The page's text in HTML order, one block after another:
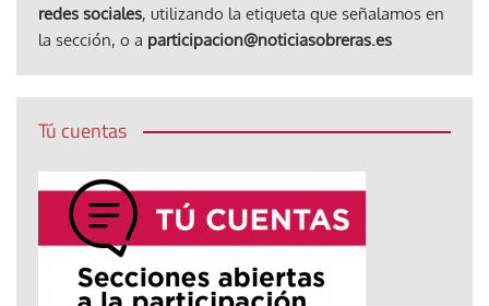
redes sociales, utilizando la etiqueta que señalamos en
la sección, o a participacion@noticiasobreras.es
Tú cuentas